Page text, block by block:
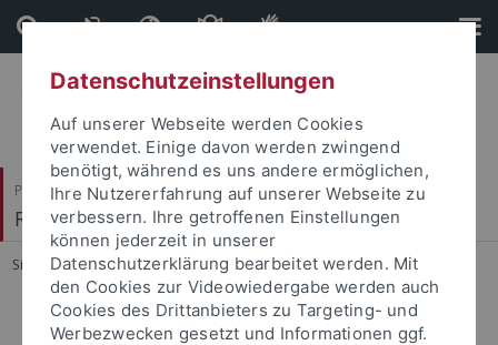
Direkt
zum
Inhalt
Direkt
zur
Fußleiste
Philosophische Fakultät
Romanisches Seminar
Sie sind hier: Startseite ... Zur Person
Zur Person
Datenschutzeinstellungen
Auf unserer Webseite werden Cookies
verwendet. Einige davon werden zwingend
benötigt, während es uns andere ermöglichen,
Ihre Nutzererfahrung auf unserer Webseite zu
verbessern. Ihre getroffenen Einstellungen
können jederzeit in unserer
Datenschutzerklärung bearbeitet werden. Mit
den Cookies zur Videowiedergabe werden auch
Cookies des Drittanbieters zu Targeting- und
Werbezwecken gesetzt und Informationen ggf.